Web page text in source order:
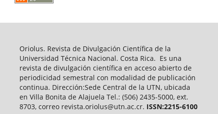
Oriolus. Revista de Divulgación Científica de la
Universidad Técnica Nacional. Costa Rica. Es una
revista de divulgación científica en acceso abierto de
periodicidad semestral con modalidad de publicación
continua. Dirección:Sede Central de la UTN, ubicada
en Villa Bonita de Alajuela Tel.: (506) 2435-5000, ext.
8703, correo revista.oriolus@utn.ac.cr. ISSN:2215-6100